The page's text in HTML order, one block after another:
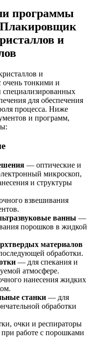
программы
и
и
очень тонкими и
для обеспечения
процесса. Ниже
и программ,
— оптические и
микроскоп,
и структуры
взвешивания
ванны —
порошков в жидкой
материалов
обработки.
— для спекания и
атмосфере.
нанесения жидких
станки — для
обработки
очки и респираторы
при работе с порошками